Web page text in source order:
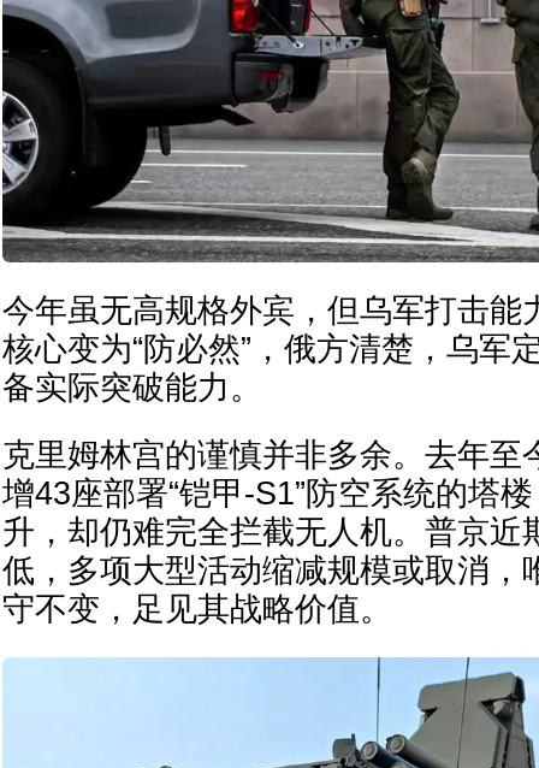
今年虽无高规格外宾，但乌军打击能
核心变为“防必然”，俄方清楚，乌军
备实际突破能力。
克里姆林宫的谨慎并非多余。去年至
增43座部署“铠甲-S1”防空系统的塔
升，却仍难完全拦截无人机。普京近
低，多项大型活动缩减规模或取消，
守不变，足见其战略价值。